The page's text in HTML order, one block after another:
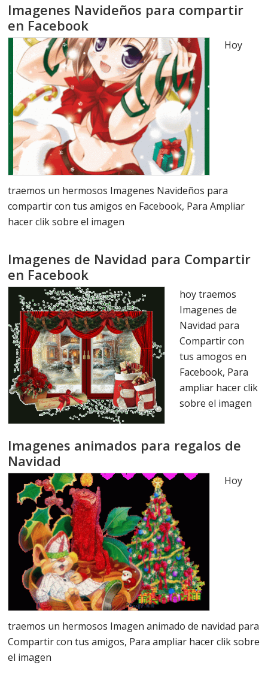
Imagenes Navideños para compartir
en Facebook
Hoy
traemos un hermosos Imagenes Navideños para
compartir con tus amigos en Facebook, Para Ampliar
hacer clik sobre el imagen
Imagenes de Navidad para Compartir
en Facebook
hoy traemos
Imagenes de
Navidad para
Compartir con
tus amogos en
Facebook, Para
ampliar hacer clik
sobre el imagen
Imagenes animados para regalos de
Navidad
Hoy
traemos un hermosos Imagen animado de navidad para
Compartir con tus amigos, Para ampliar hacer clik sobre
el imagen